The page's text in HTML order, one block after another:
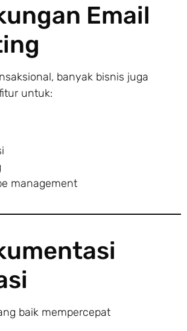
Email
banyak bisnis juga
untuk:
management
baik mempercepat